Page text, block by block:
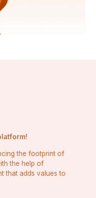
the footprint of
the help of
that adds values to